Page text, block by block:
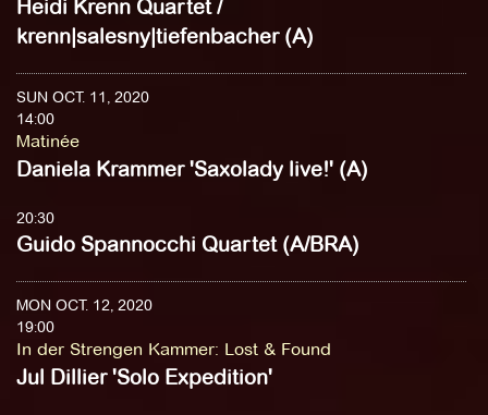
Heidi Krenn Quartet /
krenn|salesny|tiefenbacher (A)
SUN OCT. 11, 2020
14:00
Matinée
Daniela Krammer 'Saxolady live!' (A)
20:30
Guido Spannocchi Quartet (A/BRA)
MON OCT. 12, 2020
19:00
In der Strengen Kammer: Lost & Found
Jul Dillier 'Solo Expedition'